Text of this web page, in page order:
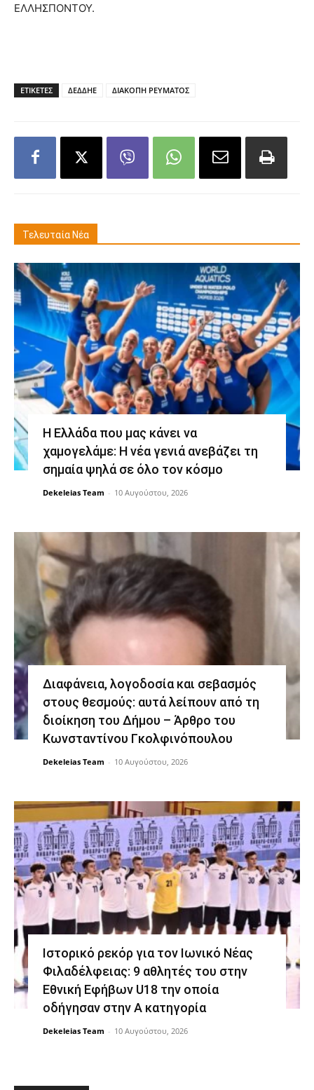
ΕΛΛΗΣΠΟΝΤΟΥ.
ΕΤΙΚΕΤΕΣ ΔΕΔΔΗΕ ΔΙΑΚΟΠΗ ΡΕΥΜΑΤΟΣ
Τελευταία Νέα
Η Ελλάδα που μας κάνει να
χαμογελάμε: Η νέα γενιά ανεβάζει τη
σημαία ψηλά σε όλο τον κόσμο
Dekeleias Team - 10 Αυγούστου, 2026
Διαφάνεια, λογοδοσία και σεβασμός
στους θεσμούς: αυτά λείπουν από τη
διοίκηση του Δήμου – Άρθρο του
Κωνσταντίνου Γκολφινόπουλου
Dekeleias Team - 10 Αυγούστου, 2026
Ιστορικό ρεκόρ για τον Ιωνικό Νέας
Φιλαδέλφειας: 9 αθλητές του στην
Εθνική Εφήβων U18 την οποία
οδήγησαν στην Α κατηγορία
Dekeleias Team - 10 Αυγούστου, 2026